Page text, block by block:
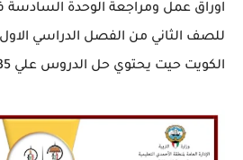
اوراق عمل ومراجعة الوحدة السادسة
للصف الثاني من الفصل الدراسي
الكويت حيت يحتوي حل الدروس علي 35 صفحة.